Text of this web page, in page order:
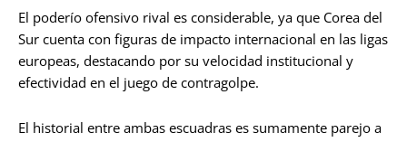
El poderío ofensivo rival es considerable, ya que Corea del
Sur cuenta con figuras de impacto internacional en las ligas
europeas, destacando por su velocidad institucional y
efectividad en el juego de contragolpe.
El historial entre ambas escuadras es sumamente parejo a